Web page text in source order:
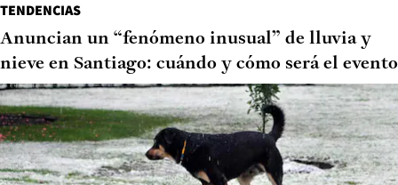
TENDENCIAS
Anuncian un “fenómeno inusual” de lluvia y
nieve en Santiago: cuándo y cómo será el evento